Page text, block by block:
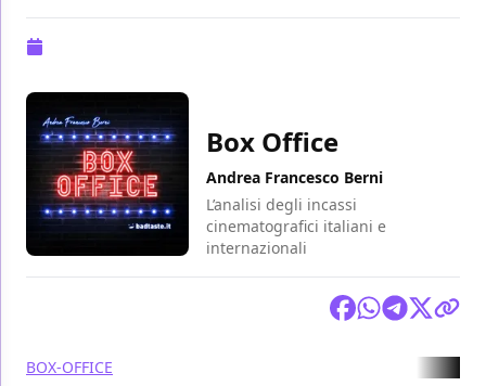
Box Office
Andrea Francesco Berni
L’analisi degli incassi
cinematografici italiani e
internazionali
BOX-OFFICE